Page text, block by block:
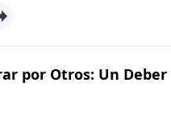
por Otros: Un Deber